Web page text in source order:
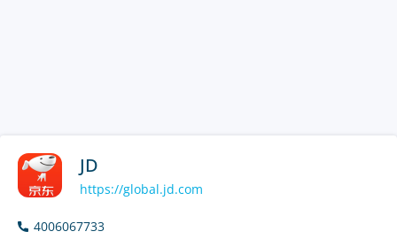
JD
https://global.jd.com
4006067733